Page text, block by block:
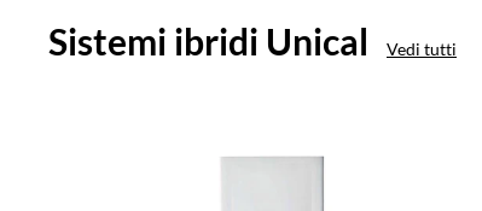
Sistemi ibridi Unical Vedi tutti